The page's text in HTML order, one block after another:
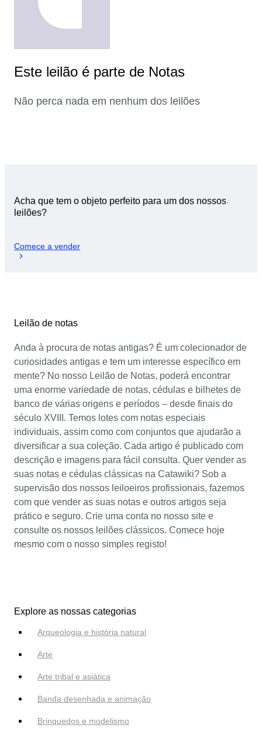
Este leilão é parte de Notas
Não perca nada em nenhum dos leilões
Acha que tem o objeto perfeito para um dos nossos
leilões?
Comece a vender
Leilão de notas
Anda à procura de notas antigas? É um colecionador de
curiosidades antigas e tem um interesse específico em
mente? No nosso Leilão de Notas, poderá encontrar
uma enorme variedade de notas, cédulas e bilhetes de
banco de várias origens e períodos – desde finais do
século XVIII. Temos lotes com notas especiais
individuais, assim como com conjuntos que ajudarão a
diversificar a sua coleção. Cada artigo é publicado com
descrição e imagens para fácil consulta. Quer vender as
suas notas e cédulas clássicas na Catawiki? Sob a
supervisão dos nossos leiloeiros profissionais, fazemos
com que vender as suas notas e outros artigos seja
prático e seguro. Crie uma conta no nosso site e
consulte os nossos leilões clássicos. Comece hoje
mesmo com o nosso simples registo!
Explore as nossas categorias
Arqueologia e história natural
Arte
Arte tribal e asiática
Banda desenhada e animação
Brinquedos e modelismo